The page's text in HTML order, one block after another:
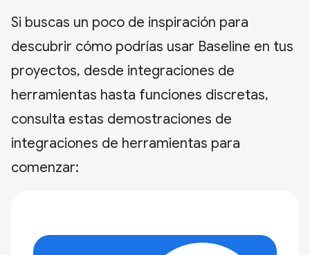
Si buscas un poco de inspiración para
descubrir cómo podrías usar Baseline en tus
proyectos, desde integraciones de
herramientas hasta funciones discretas,
consulta estas demostraciones de
integraciones de herramientas para
comenzar: